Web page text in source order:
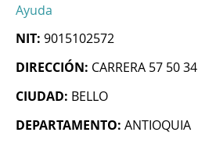
Ayuda
NIT: 9015102572
DIRECCIÓN: CARRERA 57 50 34
CIUDAD: BELLO
DEPARTAMENTO: ANTIOQUIA